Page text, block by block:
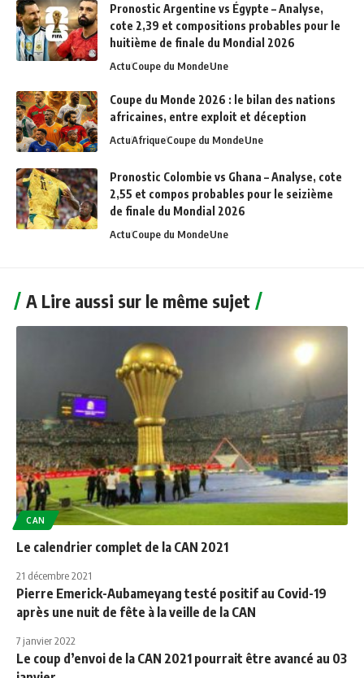
Pronostic Argentine vs Égypte – Analyse,
cote 2,39 et compositions probables pour le
huitième de finale du Mondial 2026
ActuCoupe du MondeUne
Coupe du Monde 2026 : le bilan des nations
africaines, entre exploit et déception
ActuAfriqueCoupe du MondeUne
Pronostic Colombie vs Ghana – Analyse, cote
2,55 et compos probables pour le seizième
de finale du Mondial 2026
ActuCoupe du MondeUne
A Lire aussi sur le même sujet
CAN
Le calendrier complet de la CAN 2021
21 décembre 2021
Pierre Emerick-Aubameyang testé positif au Covid-19
après une nuit de fête à la veille de la CAN
7 janvier 2022
Le coup d’envoi de la CAN 2021 pourrait être avancé au 03